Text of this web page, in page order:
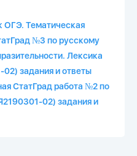
ОГЭ. Тематическая
№3 по русскому
Лексика
задания и ответы
СтатГрад работа №2 по
02) задания и